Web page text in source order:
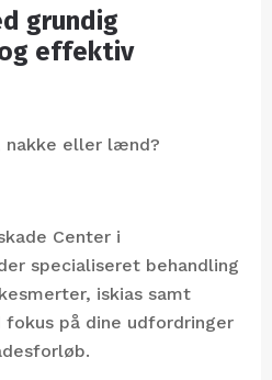
grundig
effektiv
nakke eller lænd?
Center i
specialiseret behandling
iskias samt
fokus på dine udfordringer